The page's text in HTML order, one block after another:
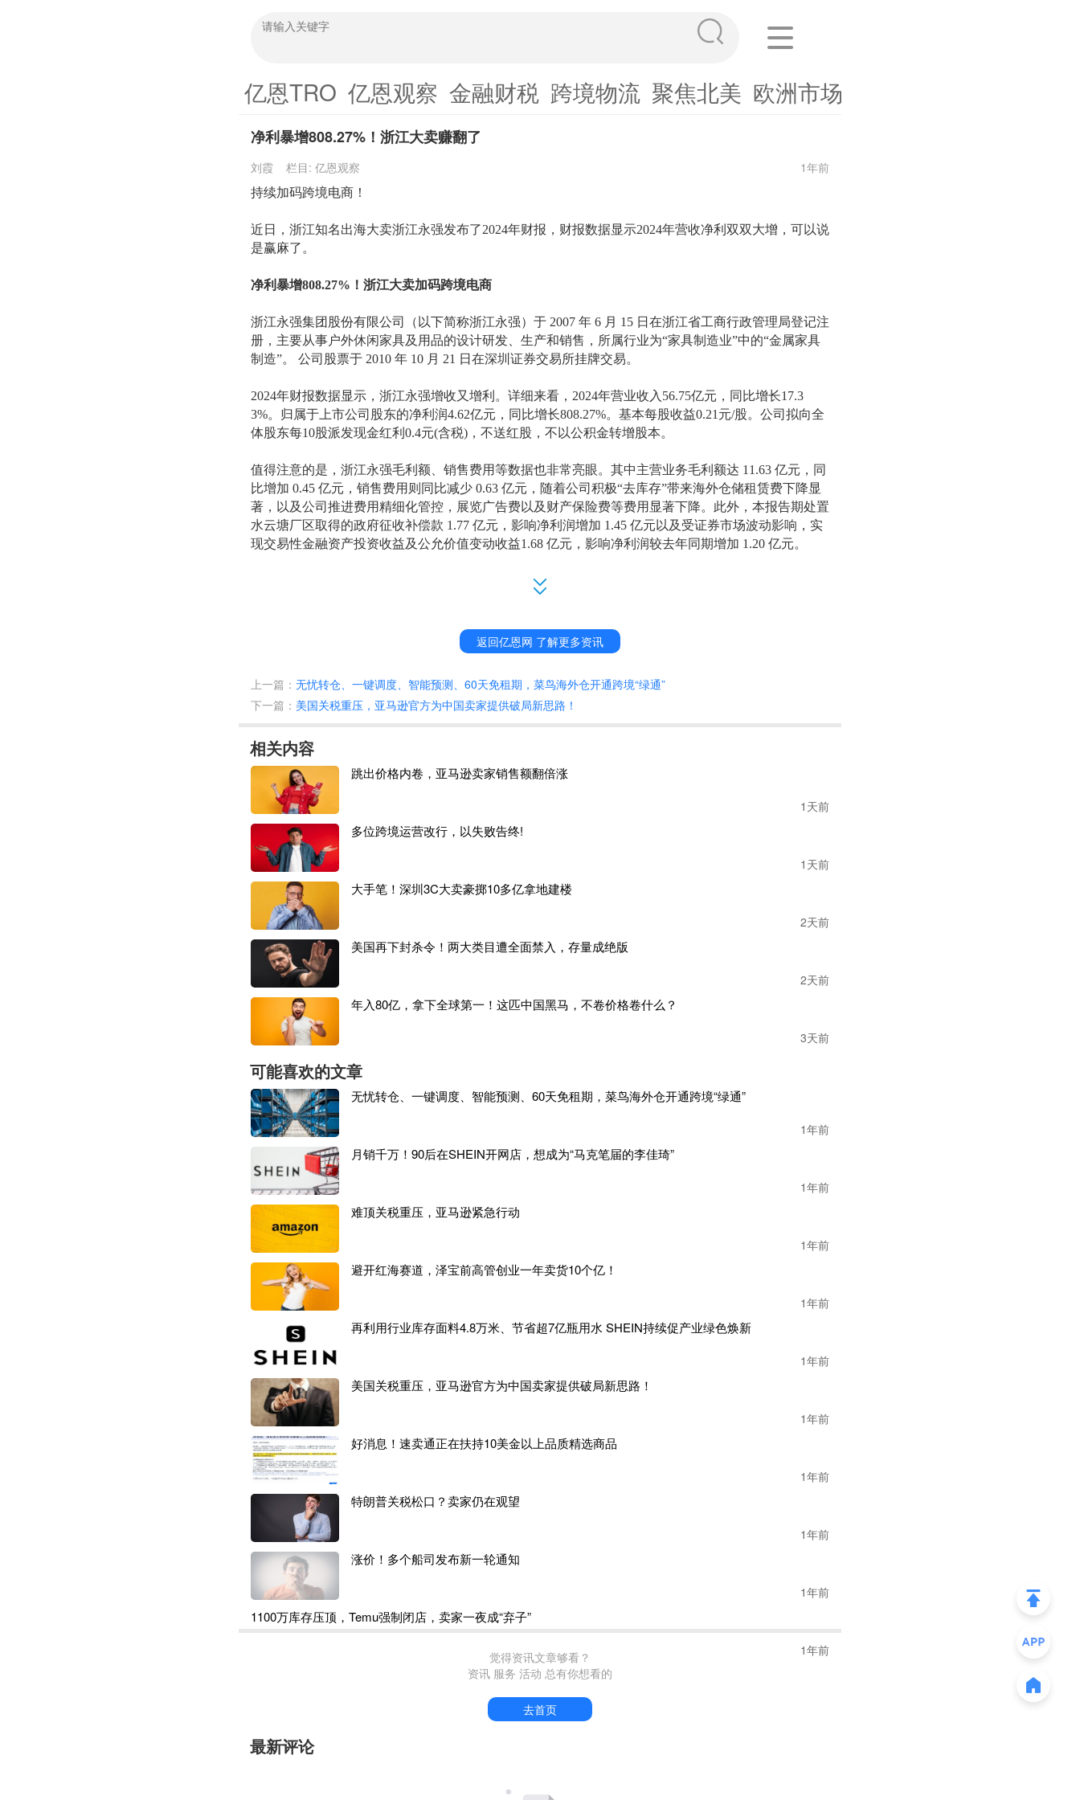
亿恩TRO 亿恩观察 金融财税 跨境物流 聚焦北美 欧洲市场
净利暴增808.27%！浙江大卖赚翻了
刘霞 栏目: 亿恩观察 1年前
持续加码跨境电商！
近日，浙江知名出海大卖浙江永强发布了2024年财报，财报数据显示2024年营收净利双双大增，可以说
是赢麻了。
净利暴增808.27% ！浙江大卖加码跨境电商
浙江永强集团股份有限公司（以下简称浙江永强）于 2007 年 6 月 15 日在浙江省工商行政管理局登记注
册， 主要从事户外休闲家具及用品的设计研发、生产和销售，所属行业为“家具制造业”中的“金属家具
制造”。 公司股票于 2010 年 10 月 21 日在深圳证券交易所挂牌交易。
2024年财报数据显示，浙江永强增收又增利。详细来看， 2024年营业收入56.75亿元，同比增长17.3
3%。归属于上市公司股东的净利润4.62亿元，同比增长808.27%。基本每股收益0.21元/股。公司拟向全
体股东每10股派发现金红利0.4元(含税)，不送红股，不以公积金转增股本。
值得注意的是，浙江永强毛利额、销售费用等数据也非常亮眼。其中主营业务毛利额达 11.63 亿元，同
比增加 0.45 亿元，销售费用则同比减少 0.63 亿元，随着公司积极“去库存”带来海外仓储租赁费下降显
著，以及公司推进费用精细化管控，展览广告费以及财产保险费等费用显著下降。此外，本报告期处置
水云塘厂区取得的政府征收补偿款 1.77 亿元，影响净利润增加 1.45 亿元以及受证券市场波动影响，实
现交易性金融资产投资收益及公允价值变动收益1.68 亿元，影响净利润较去年同期增加 1.20 亿元。
闲场所（餐馆、酒吧、海滩、公园）及酒店等休闲场所。 2024年浙江永强休闲家具营收为35.65亿元，
占比最高，达到了62.83%，遮阳家具营收为19.45亿元，占比为34.27%。
关税新政来袭！已有应对措施
行业产能增加较为明显，公司预计接下来的两年面临一部分产能的出清。
据了解，北美及欧洲地区是户外休闲家具及用品行业的主要市场，公开数据显示，浙江永强
北美市场收入占比约为54.84%，2023年度的北美市场收入占比约60%，2022年度的北美市场收入占比约
2025 年，美国贸易政策的影响下，户外休闲家具及用品的产业链、供应链以及外贸出口均面临重大不
确定性。由于浙江永强所处行业具有较明显的季节性，每年的业务年度为7月份至第二年6月份。大部分
订单的流程大概如下：每年十一月份开始至第二年三四月份是产品选样时间，四五月份到七八月份是下
订单时间，九月份开始生产忙季，十一月份开始大规模出货，二、三月份至九月份是面向终端市场的销
售季节。所以现在的订单是去年接的，价格不会变动了，关税会影响新业务年度订单，订单情况还不好
预计，预计需要到六七月份才会明朗。
面对一系列复杂的国际贸易环境，浙江永强表示已有应对措施：
1、持续加大研发投入，积极布局新技术，通过核心技术提升核心竞争力，积极尝试新技术、新材料的
应用以推进各类产品的升级换代与结构调整；
2、在欧美市场加大跨境电商业务推广支持力度，稳步推进东南亚建厂工作，为公司全球业务布局做出
有益尝试。
3、积极开拓国内市场，实现国内国际市场双循环、双促进格局。
重押跨境电商，效果显著
浙江永强有底气应对复杂的国际环境，源于自身的核心竞争力，无论是销售渠道和客户群、研发设计团
队，还是市场知名度与品牌建设，亦或是内部管理与人才优势，每一样拧出来都很能打。
研发设计团队方面，为及时把握市场流行趋势，浙江永强在德国、美国成立了研发、设计团队，并与国
内的研发人员紧密配合，突出的研发设计能力与样品制作体系为公司的市场开拓提供了保障；市场知名
度与品牌建设方面，通过与全球主要户外休闲家具销售商多年的合作，公司的产品质量、交货保障、产
品设计能力等方面均获得了多数客户的认可，在
的逐步推广，市场知名度将进一步提升。在今后一段时间，公司将加大自有品牌的推广力度。
浙江永强产品销售渠道包括大型连锁超市、品牌商、电商平台等。凭借研发设计能力和产品品质等优
势，产品早已进入了
COSTCO、HD、Lowe's 等大型连锁超市的供应商体系。近年来，顺应市场潮流，
据了解，浙江永强分别于
2020年底及2021年初投资成立了两家以跨境电商为主要业务的子公司，分别为
宁波库比客电子商务有限公司、宁波络森网络科技有限公司，刚开始跨境电商的运营，尚处于起步阶
段，因此2021年收入规模较小，但是增速较快，回报明显。随着时间推移，2024年公司在跨境电商领域
已经取得了较好效果。
接下来，浙江永强会继续加大自有品牌以及跨境电商业务的投入，在稳固现有
过 Amazon、Wayfair、Temu 等主要电商平台，着力提升自主品牌产品的推广，加速国际化布局，加强
全球销售、设计和服务中心建设，构建多层次的创新体系，以创新驱动高质量发展。
传统外贸企业加速拥抱跨境电商，已成行业潮流。观察可以发现，众多家具企业在原有的批发式国际贸
易模式的基础上，纷纷尝试自营跨境电商模式也逐步兴起，或者委托专业机构代运营跨境电商业务。在
跨境电商这片热土上，未来还会有更多家具企业脱颖而出。
返回亿恩网 了解更多资讯
上一篇： 无忧转仓、一键调度、智能预测、60天免租期，菜鸟海外仓开通跨境“绿通”
下一篇： 美国关税重压，亚马逊官方为中国卖家提供破局新思路！
相关内容
跳出价格内卷，亚马逊卖家销售额翻倍涨
1天前
多位跨境运营改行，以失败告终!
1天前
大手笔！深圳3C大卖豪掷10多亿拿地建楼
2天前
美国再下封杀令！两大类目遭全面禁入，存量成绝版
2天前
年入80亿，拿下全球第一！这匹中国黑马，不卷价格卷什么？
3天前
可能喜欢的文章
无忧转仓、一键调度、智能预测、60天免租期，菜鸟海外仓开通跨境“绿通”
1年前
月销千万！90后在SHEIN开网店，想成为“马克笔届的李佳琦”
1年前
难顶关税重压，亚马逊紧急行动
1年前
避开红海赛道，泽宝前高管创业一年卖货10个亿！
1年前
再利用行业库存面料4.8万米、节省超7亿瓶用水 SHEIN持续促产业绿色焕新
1年前
美国关税重压，亚马逊官方为中国卖家提供破局新思路！
1年前
好消息！速卖通正在扶持10美金以上品质精选商品
1年前
特朗普关税松口？卖家仍在观望
1年前
涨价！多个船司发布新一轮通知
1年前
1100万库存压顶，Temu强制闭店，卖家一夜成“弃子”
1年前
资讯 服务 活动 总有你想看的